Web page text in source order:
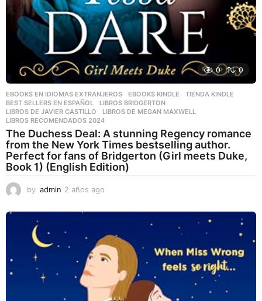
0 0
EBOOKS EN IDIOMAS EXTRANJEROS ,EBOOKS KINDLE ,TIENDA KINDLE
BEST SELLERS EN ESPAÑOL
,LIBROS BRIDGERTON
LIBROS DE JAVIER CASTILLO
,LIBROS DE MEGAN MAXWELL
LIBROS RECOMENDADOS 2024
The Duchess Deal: A stunning Regency romance
from the New York Times bestselling author.
Perfect for fans of Bridgerton (Girl meets Duke,
Book 1) (English Edition)
by admin 2 años ago
ñ
s
a
g